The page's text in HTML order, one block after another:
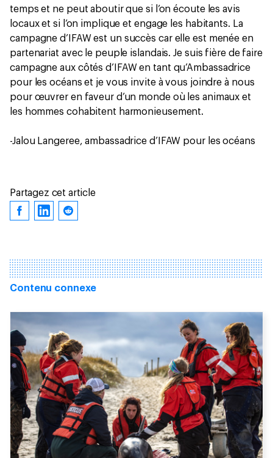
temps et ne peut aboutir que si l’on écoute les avis
locaux et si l’on implique et engage les habitants. La
campagne d’IFAW est un succès car elle est menée en
partenariat avec le peuple islandais. Je suis fière de faire
campagne aux côtés d’IFAW en tant qu’Ambassadrice
pour les océans et je vous invite à vous joindre à nous
pour œuvrer en faveur d’un monde où les animaux et
les hommes cohabitent harmonieusement.
-Jalou Langeree, ambassadrice d’IFAW pour les océans
Partagez cet article
Contenu connexe